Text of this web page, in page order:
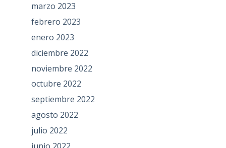
marzo 2023
febrero 2023
enero 2023
diciembre 2022
noviembre 2022
octubre 2022
septiembre 2022
agosto 2022
julio 2022